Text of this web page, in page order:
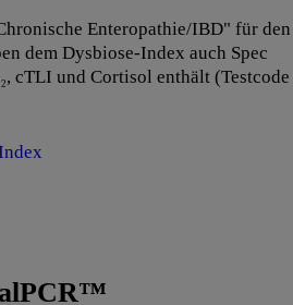
Enteropathie/IBD" für den
dem Dysbiose-Index auch Spec
, cTLI und Cortisol enthält (Testcode